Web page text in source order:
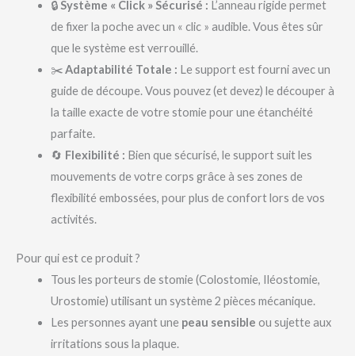
🔒Système « Click » Sécurisé : L’anneau rigide permet
de fixer la poche avec un « clic » audible. Vous êtes sûr
que le système est verrouillé.
✂️Adaptabilité Totale : Le support est fourni avec un
guide de découpe. Vous pouvez (et devez) le découper à
la taille exacte de votre stomie pour une étanchéité
parfaite.
🔄 Flexibilité : Bien que sécurisé, le support suit les
mouvements de votre corps grâce à ses zones de
flexibilité embossées, pour plus de confort lors de vos
activités.
Pour qui est ce produit ?
Tous les porteurs de stomie (Colostomie, Iléostomie,
Urostomie) utilisant un système 2 pièces mécanique.
Les personnes ayant une peau sensible ou sujette aux
irritations sous la plaque.